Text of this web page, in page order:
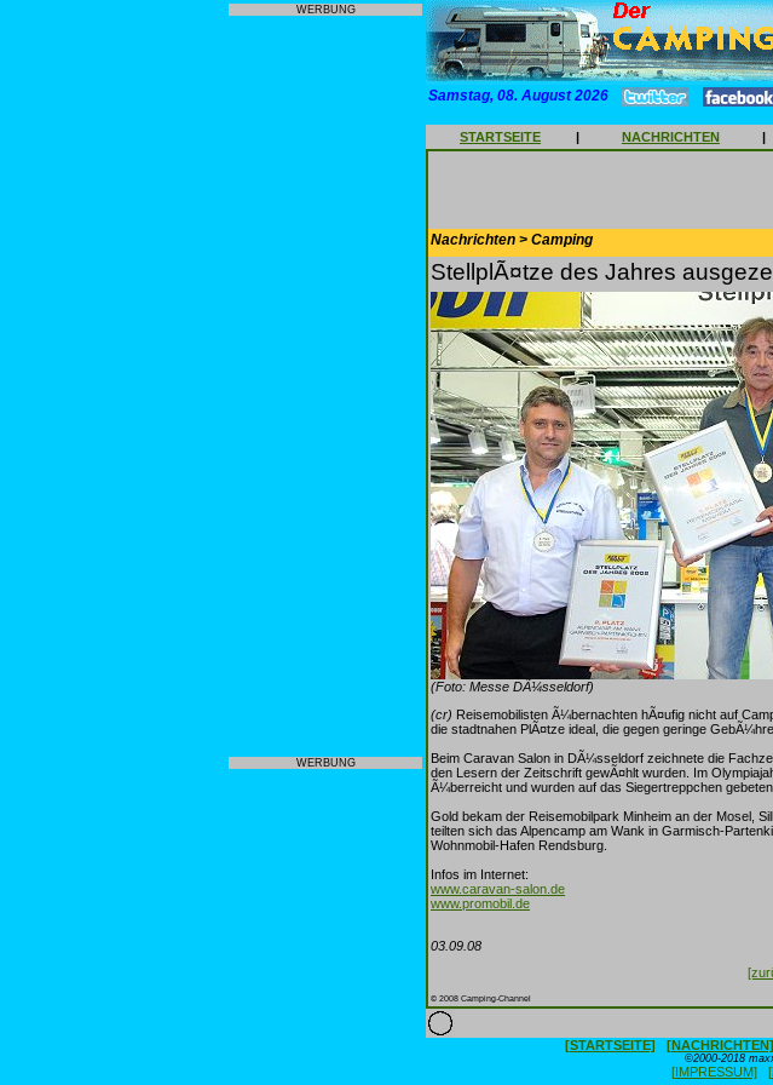
WERBUNG
WERBUNG
Samstag, 08. August 2026
STARTSEITE | NACHRICHTEN |
Nachrichten > Camping
StellplÃ¤tze des Jahres
(Foto: Messe DÃ¼sseldorf)
(cr) Reisemobilisten Ã¼bernachten hÃ¤ufig nicht auf
die stadtnahen PlÃ¤tze ideal, die gegen geringe
Beim Caravan Salon in DÃ¼sseldorf zeichnete die
den Lesern der Zeitschrift gewÃ¤hlt wurden. Im
Ã¼berreicht und wurden auf das Siegertreppchen gebeten.
Gold bekam der Reisemobilpark Minheim an der Mosel,
teilten sich das Alpencamp am Wank in Garmisch-
Wohnmobil-Hafen Rendsburg.
Infos im Internet:
www.caravan-salon.de
www.promobil.de
03.09.08
© 2008 Camping-Channel
[STARTSEITE] [NACHRICHTEN]
©2000-2018
[IMPRESSUM]